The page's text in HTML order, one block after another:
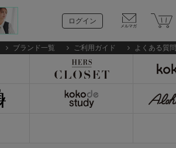
ログイン
ブランド一覧 ご利用ガイド よくある質問